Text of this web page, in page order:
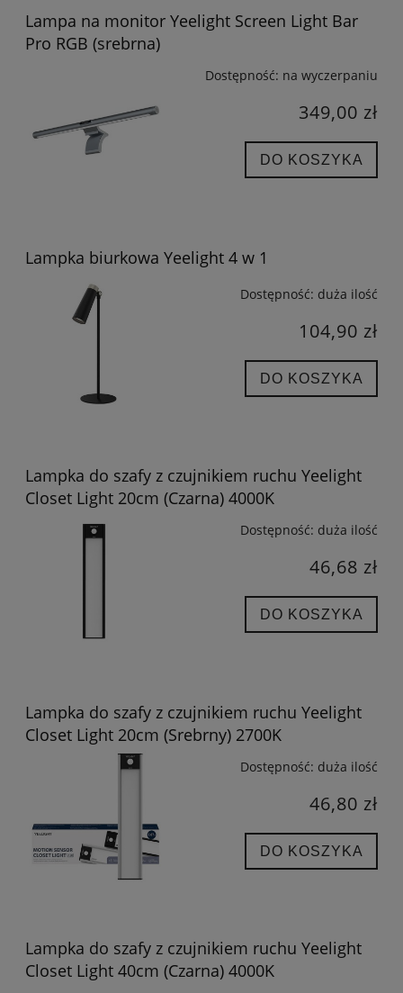
Lampa na monitor Yeelight Screen Light Bar
Pro RGB (srebrna)
Dostępność: na wyczerpaniu
349,00 zł
DO KOSZYKA
Lampka biurkowa Yeelight 4 w 1
Dostępność: duża ilość
104,90 zł
DO KOSZYKA
Lampka do szafy z czujnikiem ruchu Yeelight
Closet Light 20cm (Czarna) 4000K
Dostępność: duża ilość
46,68 zł
DO KOSZYKA
Lampka do szafy z czujnikiem ruchu Yeelight
Closet Light 20cm (Srebrny) 2700K
Dostępność: duża ilość
46,80 zł
DO KOSZYKA
Lampka do szafy z czujnikiem ruchu Yeelight
Closet Light 40cm (Czarna) 4000K